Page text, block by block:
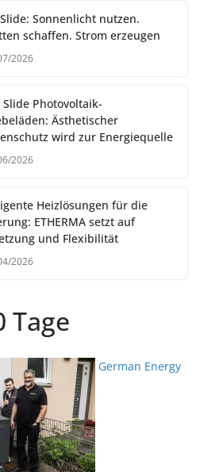
Sonnenlicht nutzen.
schaffen. Strom erzeugen
2026
Slide Photovoltaik-
Ästhetischer
wird zur Energiequelle
2026
Heizlösungen für die
ETHERMA setzt auf
und Flexibilität
2026
Tage
German Energy